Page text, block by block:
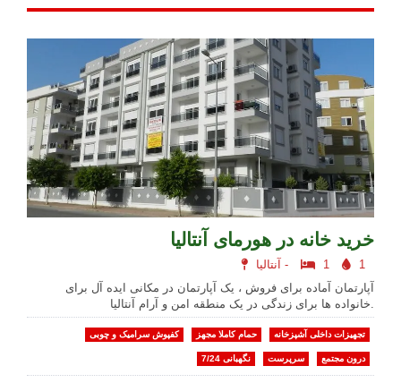
خرید خانه در هورمای آنتالیا
آنتالیا - 1
1
آپارتمان آماده برای فروش ، یک آپارتمان در مکانی ایده آل برای
خانواده ها برای زندگی در یک منطقه امن و آرام آنتالیا.
کفپوش سرامیک و چوبی حمام کاملا مجهز تجهیزات داخلی آشپزخانه
نگهبانی 7/24 سرپرست درون مجتمع